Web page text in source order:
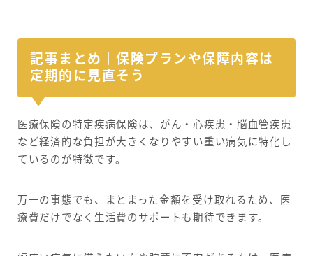
記事まとめ｜保険プランや保障内容は
定期的に見直そう
医療保険の特定疾病保険は、がん・心疾患・脳血管疾患
など経済的な負担が大きくなりやすい重い病気に特化し
ているのが特徴です。
万一の事態でも、まとまった金額を受け取れるため、医
療費だけでなく生活費のサポートも期待できます。